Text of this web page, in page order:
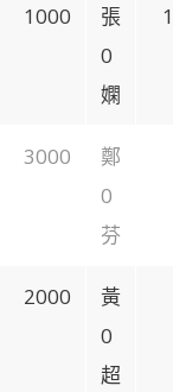
1000
張
0
嫻
3000
鄭
0
芬
2000
黃
0
超